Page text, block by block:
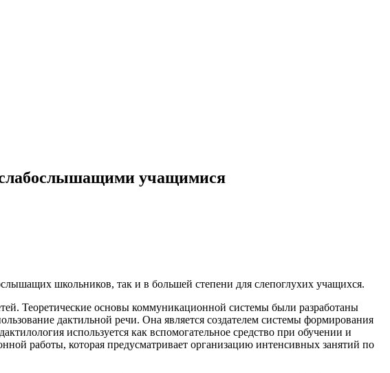
слабослышащими учащимися
школьников, так и в большей степени для слепоглухих учащихся.
Теоретические основы коммуникационной системы были разработаны
дактильной речи. Она является создателем системы формирования
используется как вспомогательное средство при обучении и
работы, которая предусматривает организацию интенсивных занятий по